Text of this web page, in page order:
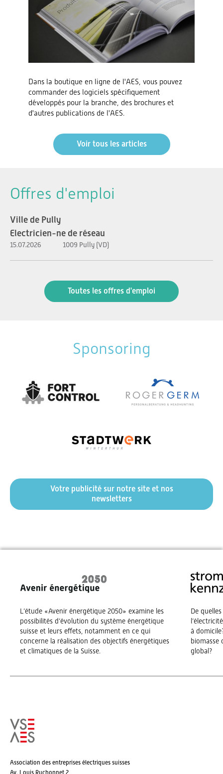
Dans la boutique en ligne de l'AES, vous pouvez
commander des logiciels spécifiquement
développés pour la branche, des brochures et
d'autres publications de l'AES.
Voir tous les articles
Offres d'emploi
Ville de Pully
Electricien-ne de réseau
15.07.2026 1009 Pully (VD)
Toutes les offres d'emploi
Sponsoring
Votre publicité sur notre site et nos
newsletters
L’étude «Avenir énergétique 2050» examine les
possibilités d’évolution du système énergétique
suisse et leurs effets, notamment en ce qui
concerne la réalisation des objectifs énergétiques
et climatiques de la Suisse.
De
à
biomasse
global?
Association des entreprises électriques suisses